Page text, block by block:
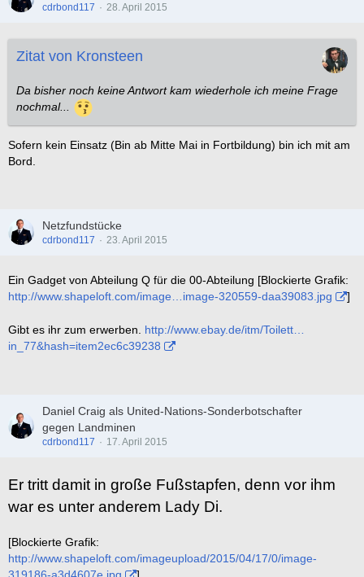
cdrbond117 28. April 2015
Zitat von Kronsteen
Da bisher noch keine Antwort kam wiederhole ich meine Frage
nochmal...
Sofern kein Einsatz (Bin ab Mitte Mai in Fortbildung) bin ich mit am
Bord.
Netzfundstücke
cdrbond117 23. April 2015
Ein Gadget von Abteilung Q für die 00-Abteilung [Blockierte Grafik:
http://www.shapeloft.com/image…image-320559-daa39083.jpg
]
Gibt es ihr zum erwerben. http://www.ebay.de/itm/Toilett…
in_77&hash=item2ec6c39238
Daniel Craig als United-Nations-Sonderbotschafter
gegen Landminen
cdrbond117 17. April 2015
Er tritt damit in große Fußstapfen, denn vor ihm
war es unter anderem Lady Di.
[Blockierte Grafik:
http://www.shapeloft.com/imageupload/2015/04/17/0/image-
319186-a3d4607e.jpg
]